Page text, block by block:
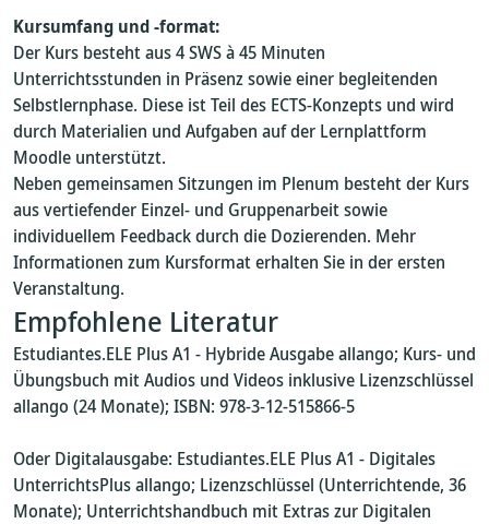
Kursumfang und -format:
Der Kurs besteht aus 4 SWS à 45 Minuten
Unterrichtsstunden in Präsenz sowie einer begleitenden
Selbstlernphase. Diese ist Teil des ECTS-Konzepts und wird
durch Materialien und Aufgaben auf der Lernplattform
Moodle unterstützt.
Neben gemeinsamen Sitzungen im Plenum besteht der Kurs
aus vertiefender Einzel- und Gruppenarbeit sowie
individuellem Feedback durch die Dozierenden. Mehr
Informationen zum Kursformat erhalten Sie in der ersten
Veranstaltung.
Empfohlene Literatur
Estudiantes.ELE Plus A1 - Hybride Ausgabe allango; Kurs- und
Übungsbuch mit Audios und Videos inklusive Lizenzschlüssel
allango (24 Monate); ISBN: 978-3-12-515866-5
Oder Digitalausgabe: Estudiantes.ELE Plus A1 - Digitales
UnterrichtsPlus allango; Lizenzschlüssel (Unterrichtende, 36
Monate); Unterrichtshandbuch mit Extras zur Digitalen